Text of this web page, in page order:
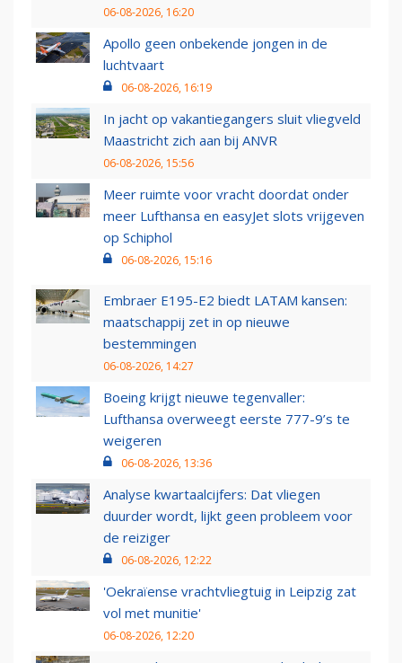
06-08-2026, 16:20
Apollo geen onbekende jongen in de
luchtvaart
06-08-2026, 16:19
In jacht op vakantiegangers sluit vliegveld
Maastricht zich aan bij ANVR
06-08-2026, 15:56
Meer ruimte voor vracht doordat onder
meer Lufthansa en easyJet slots vrijgeven
op Schiphol
06-08-2026, 15:16
Embraer E195-E2 biedt LATAM kansen:
maatschappij zet in op nieuwe
bestemmingen
06-08-2026, 14:27
Boeing krijgt nieuwe tegenvaller:
Lufthansa overweegt eerste 777-9’s te
weigeren
06-08-2026, 13:36
Analyse kwartaalcijfers: Dat vliegen
duurder wordt, lijkt geen probleem voor
de reiziger
06-08-2026, 12:22
'Oekraïense vrachtvliegtuig in Leipzig zat
vol met munitie'
06-08-2026, 12:20